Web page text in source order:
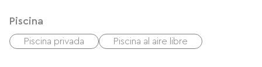
Piscina
Piscina privada Piscina al aire libre